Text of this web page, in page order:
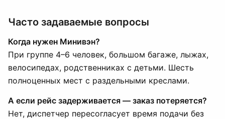
Часто задаваемые вопросы
Когда нужен Минивэн?
При группе 4–6 человек, большом багаже, лыжах,
велосипедах, родственниках с детьми. Шесть
полноценных мест с раздельными креслами.
А если рейс задерживается — заказ потеряется?
Нет, диспетчер пересогласует время подачи без